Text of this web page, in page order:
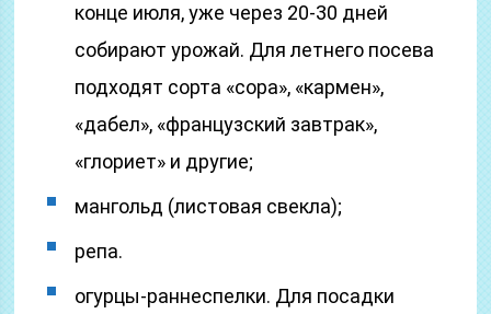
конце июля, уже через 20-30 дней
собирают урожай. Для летнего посева
подходят сорта «сора», «кармен»,
«дабел», «французский завтрак»,
«глориет» и другие;
мангольд (листовая свекла);
репа.
огурцы-раннеспелки. Для посадки